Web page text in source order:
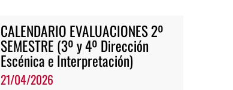
CALENDARIO EVALUACIONES 2º
SEMESTRE (3º y 4º Dirección
Escénica e Interpretación)
21/04/2026